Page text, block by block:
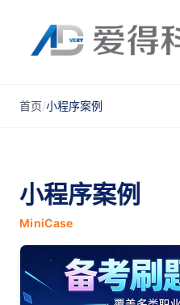
首页/小程序案例
小程序案例
MiniCase